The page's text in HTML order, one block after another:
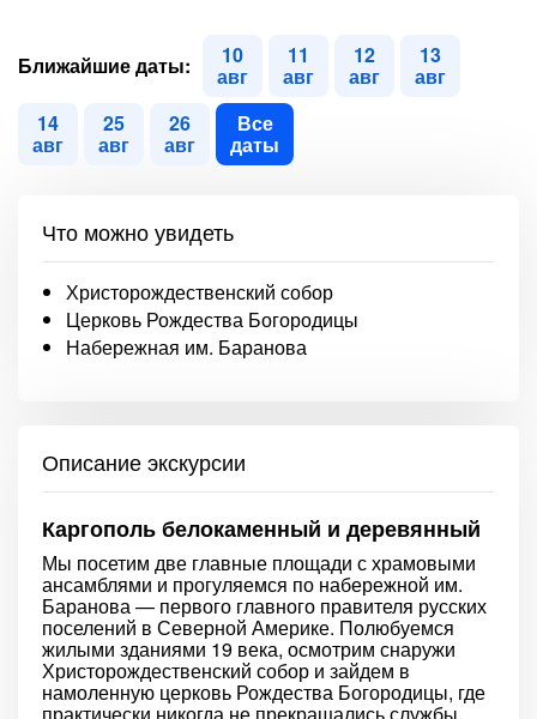
Ближайшие даты: 10
авг
11
авг
12
авг
13
авг
14
авг
25
авг
26
авг
Все
даты
Что можно увидеть
Христорождественский собор
Церковь Рождества Богородицы
Набережная им. Баранова
Описание экскурсии
Каргополь белокаменный и деревянный
Мы посетим две главные площади с храмовыми
ансамблями и прогуляемся по набережной им.
Баранова — первого главного правителя русских
поселений в Северной Америке. Полюбуемся
жилыми зданиями 19 века, осмотрим снаружи
Христорождественский собор и зайдем в
намоленную церковь Рождества Богородицы, где